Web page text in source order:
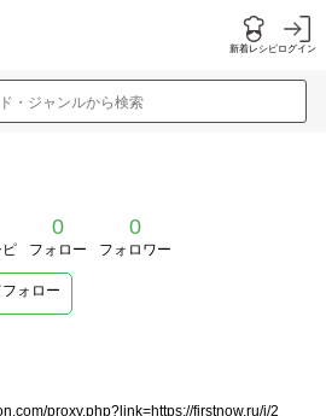
新着レシピログイン
・ジャンルから検索
0
フォロー
0
フォロワー
ォロー
proxy.php?link=https://firstnow.ru/i/2